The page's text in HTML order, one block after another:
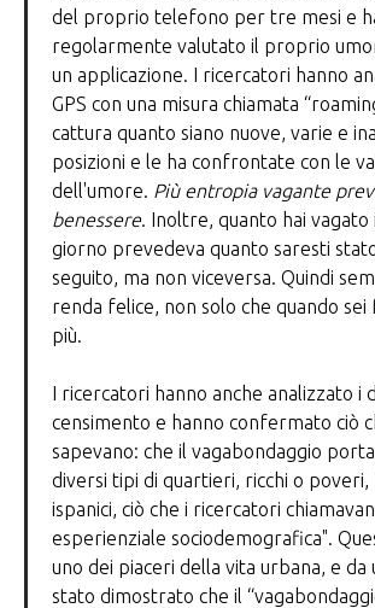
del proprio telefono per tre mesi e
regolarmente valutato il proprio
un applicazione. I ricercatori hanno
GPS con una misura chiamata
cattura quanto siano nuove, varie e
posizioni e le ha confrontate con le
dell'umore. Più entropia vagante
benessere. Inoltre, quanto hai vagato
giorno prevedeva quanto saresti
seguito, ma non viceversa. Quindi
renda felice, non solo che quando sei
più.
I ricercatori hanno anche analizzato i
censimento e hanno confermato ciò
sapevano: che il vagabondaggio
diversi tipi di quartieri, ricchi o poveri,
ispanici, ciò che i ricercatori
esperienziale sociodemografica".
uno dei piaceri della vita urbana, e da
stato dimostrato che il